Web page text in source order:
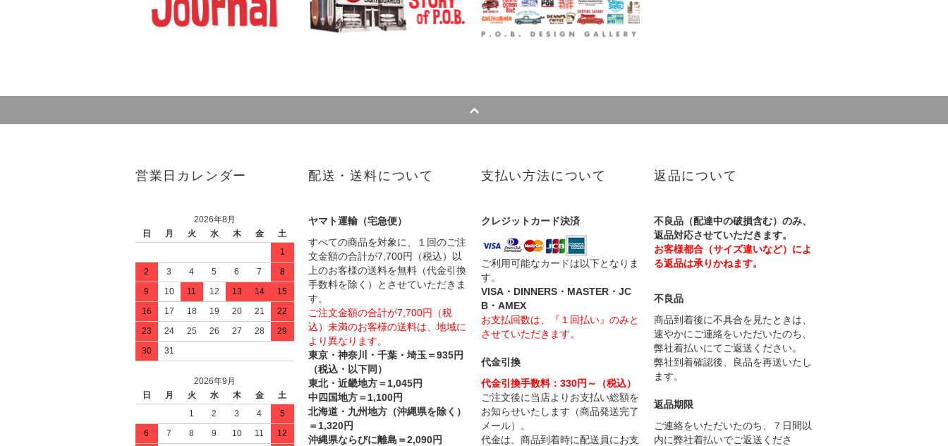
営業日カレンダー
2026年8月
日
月 火 水 木 金
土
1
2
3 4 5 6 7
8
9
10 11 12 13 14
15
16
17 18 19 20 21
22
23
24 25 26 27 28
29
30
31
2026年9月
日
月 火 水 木 金
土
1
2 3 4
5
6
7 8 9 10 11
12
配送・送料について
ヤマト運輸（宅急便）
すべての商品を対象に、１回のご注
文金額の合計が7,700円（税込）以
上のお客様の送料を無料（代金引換
手数料を除く）とさせていただきま
す。
ご注文金額の合計が7,700円（税
込）未満のお客様の送料は、地域に
より異なります。
東京・神奈川・千葉・埼玉＝935円
（税込・以下同）
東北・近畿地方＝1,045円
中四国地方＝1,100円
北海道・九州地方（沖縄県を除く）
＝1,320円
沖縄県ならびに離島＝2,090円
支払い方法について
クレジットカード決済
ご利用可能なカードは以下となりま
す。
VISA・DINNERS・MASTER・JC
B・AMEX
お支払回数は、『１回払い』のみと
させていただきます。
代金引換
代金引換手数料：330円～（税込）
ご注文後に当店よりお支払い総額を
お知らせいたします（商品発送完了
メール）。
代金は、商品到着時に配送員にお支
返品について
不良品（配達中の破損含む）のみ、
返品対応させていただきます。
お客様都合（サイズ違いなど）によ
る返品は承りかねます。
不良品
商品到着後に不具合を見たときは、
速やかにご連絡をいただいたのち、
弊社着払いにてご返送ください。
弊社到着確認後、良品を再送いたし
ます。
返品期限
ご連絡をいただいたのち、７日間以
内に弊社着払いでご返送くださ